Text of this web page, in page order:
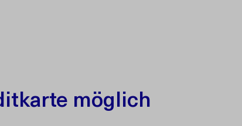
möglich